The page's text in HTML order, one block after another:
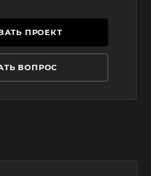
ПРОЕКТ
ВОПРОС